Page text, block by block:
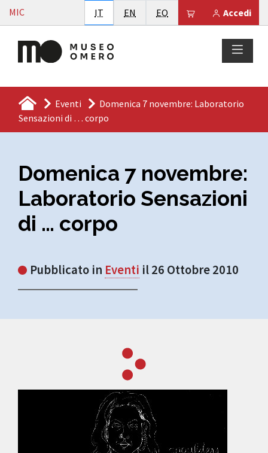
Vai al contenuto
MIC Accedi
Il tuo carrello è
IT Italiano
EN English
EO Esperanto
Eventi
Domenica 7 novembre: Laboratorio
Sensazioni di … corpo
Domenica 7 novembre:
Laboratorio Sensazioni
di … corpo
Pubblicato in Eventi il 26 Ottobre 2010